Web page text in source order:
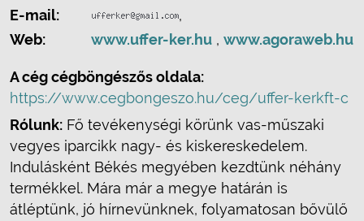
E-mail:
,
Web:
www.uffer-ker.hu , www.agoraweb.hu
A cég cégböngészős oldala:
https://www.cegbongeszo.hu/ceg/uffer-kerkft-c
Rólunk: Fő tevékenységi körünk vas-műszaki
vegyes iparcikk nagy- és kiskereskedelem.
Indulásként Békés megyében kezdtünk néhány
termékkel. Mára már a megye határán is
átléptünk, jó hírnevünknek, folyamatosan bővülő